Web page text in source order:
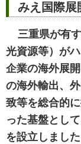
みえ国際展
三重県が有
光資源等）が
企業の海外展
の海外輸出、
致等を総合的
った基盤とし
を設立しました